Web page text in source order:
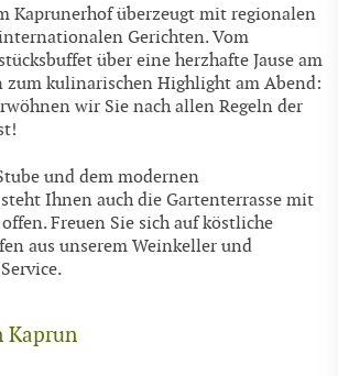
Kaprunerhof überzeugt mit regionalen
Gerichten. Vom
über eine herzhafte Jause am
zum kulinarischen Highlight am Abend:
wir Sie nach allen Regeln der
und dem modernen
Ihnen auch die Gartenterrasse mit
Freuen Sie sich auf köstliche
aus unserem Weinkeller und
Kaprun